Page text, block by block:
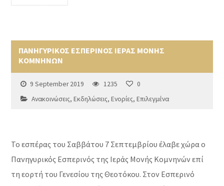
ΠΑΝΗΓΥΡΙΚΟΣ ΕΣΠΕΡΙΝΟΣ ΙΕΡΑΣ ΜΟΝΗΣ
ΚΟΜΝΗΝΩΝ
9 September 2019 1235
0
Ανακοινώσεις,Εκδηλώσεις,Ενορίες,Επιλεγμένα
Το εσπέρας του Σαββάτου 7 Σεπτεμβρίου έλαβε χώρα ο
Πανηγυρικός Εσπερινός της Ιεράς Μονής Κομνηνών επί
τη εορτή του Γενεσίου της Θεοτόκου. Στον Εσπερινό